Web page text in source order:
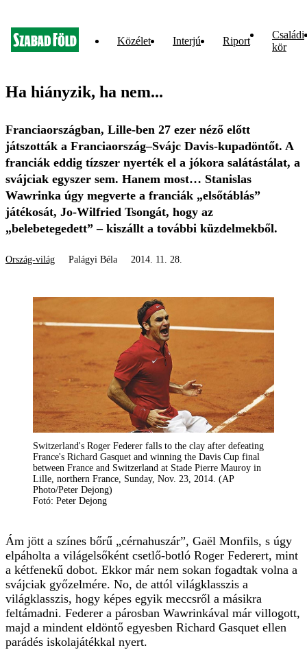
Közélet Interjú Riport
Családi
kör
Ha hiányzik, ha nem...
Franciaországban, Lille-ben 27 ezer néző előtt
játszották a Franciaország–Svájc Davis-kupadöntőt. A
franciák eddig tízszer nyerték el a jókora salátástálat, a
svájciak egyszer sem. Hanem most… Stanislas
Wawrinka úgy megverte a franciák „elsőtáblás”
játékosát, Jo-Wilfried Tsongát, hogy az
„belebetegedett” – kiszállt a további küzdelmekből.
Ország-világ Palágyi Béla 2014. 11. 28.
Switzerland's Roger Federer falls to the clay after defeating
France's Richard Gasquet and winning the Davis Cup final
between France and Switzerland at Stade Pierre Mauroy in
Lille, northern France, Sunday, Nov. 23, 2014. (AP
Photo/Peter Dejong)
Fotó: Peter Dejong
Ám jött a színes bőrű „cérnahuszár”, Gaël Monfils, s úgy
elpáholta a világelsőként csetlő-botló Roger Federert, mint
a kétfenekű dobot. Ekkor már nem sokan fogadtak volna a
svájciak győzelmére. No, de attól világklasszis a
világklasszis, hogy képes egyik meccsről a másikra
feltámadni. Federer a párosban Wawrinkával már villogott,
majd a mindent eldöntő egyesben Richard Gasquet ellen
parádés iskolajátékkal nyert.